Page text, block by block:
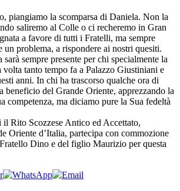
piangiamo la scomparsa di Daniela. Non la
saliremo al Colle o ci recheremo in Gran
a favore di tutti i Fratelli, ma sempre
un problema, a rispondere ai nostri quesiti.
sempre presente per chi specialmente la
volta tanto tempo fa a Palazzo Giustiniani e
anni. In chi ha trascorso qualche ora di
beneficio del Grande Oriente, apprezzando la
competenza, ma diciamo pure la Sua fedeltà
il Rito Scozzese Antico ed Accettato,
Oriente d’Italia, partecipa con commozione
Dino e del figlio Maurizio per questa